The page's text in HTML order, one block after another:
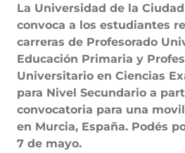
La Universidad de la
convoca a los estudiantes
carreras de Profesorado
Educación Primaria y
Universitario en Ciencias
para Nivel Secundario a
convocatoria para una
en Murcia, España. Podés
7 de mayo.